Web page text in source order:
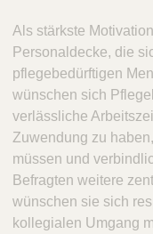
Als stärkste
Personaldecke, die
pflegebedürftigen
wünschen sich
verlässliche
Zuwendung zu
müssen und
Befragten weitere
wünschen sie sich
kollegialen Umgang